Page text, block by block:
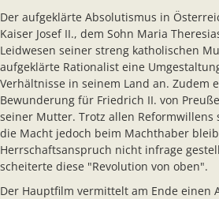
Der aufgeklärte Absolutismus in
Kaiser Josef II., dem Sohn Maria
Leidwesen seiner streng katholischen
aufgeklärte Rationalist eine
Verhältnisse in seinem Land an. Zudem
Bewunderung für Friedrich II. von
seiner Mutter. Trotz allen Reformwillens
die Macht jedoch beim Machthaber
Herrschaftsanspruch nicht infrage
scheiterte diese "Revolution von oben".
Der Hauptfilm vermittelt am Ende einen